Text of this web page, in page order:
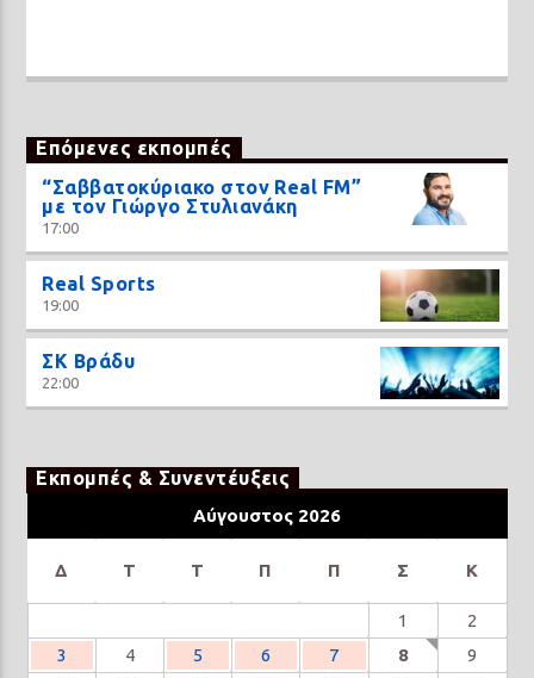
Επόμενες εκπομπές
“Σαββατοκύριακο στον Real FM”
με τον Γιώργο Στυλιανάκη
17:00
Real Sports
19:00
ΣΚ Βράδυ
22:00
Εκπομπές & Συνεντέυξεις
Αύγουστος 2026
Δ Τ Τ Π Π Σ Κ
1
2
3
4 5 6 7 8
9